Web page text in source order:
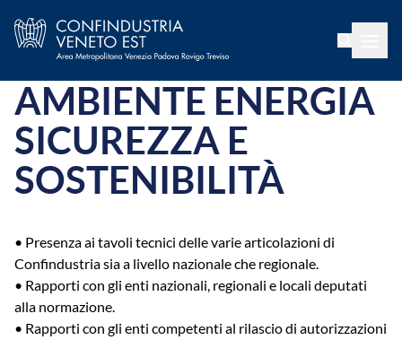
AMBIENTE ENERGIA
SICUREZZA E
SOSTENIBILITÀ
• Presenza ai tavoli tecnici delle varie articolazioni di
Confindustria sia a livello nazionale che regionale.
• Rapporti con gli enti nazionali, regionali e locali deputati
alla normazione.
• Rapporti con gli enti competenti al rilascio di autorizzazioni